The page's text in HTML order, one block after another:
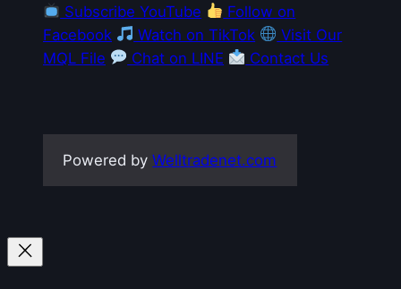
Subscribe YouTube
Follow on
Facebook
Watch on TikTok
Visit Our
MQL File
Chat on LINE Contact Us
Powered byWelltradenet.com